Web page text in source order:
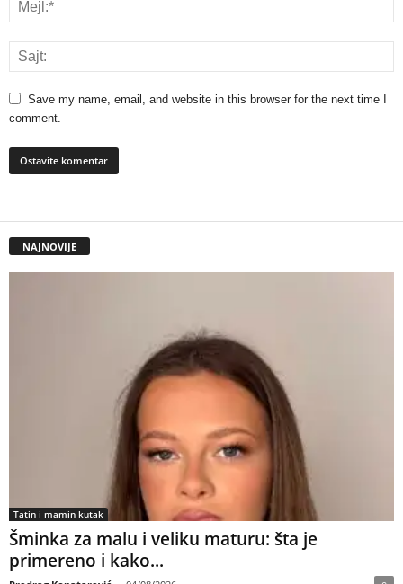
Save my name, email, and website in this browser for the next time I
comment.
NAJNOVIJE
Tatin i mamin kutak
Šminka za malu i veliku maturu: šta je
primereno i kako...